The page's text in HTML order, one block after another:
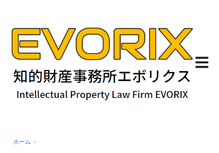
ホーム